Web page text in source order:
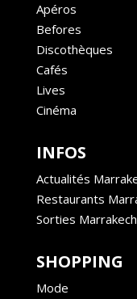
Apéros
Befores
Discothèques
Cafés
Lives
Cinéma
INFOS
Actualités
Restaurants
Sorties Marrakech
SHOPPING
Mode